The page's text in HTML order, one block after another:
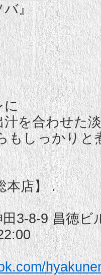
バ』
に
を合わせた
もしっかりと
本店】 .
3-8-9 昌徳ビ